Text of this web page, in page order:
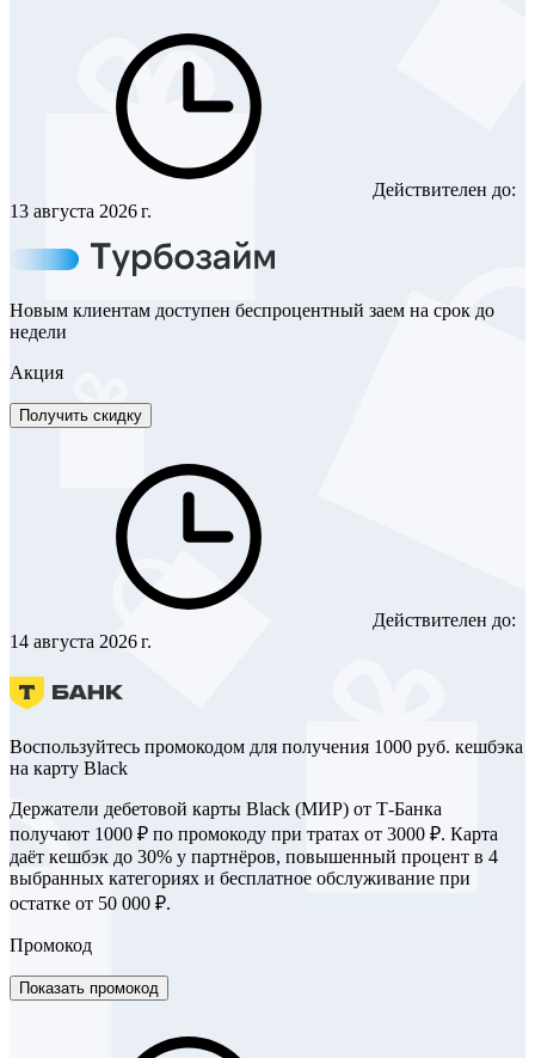
Действителен до:
13 августа 2026 г.
Новым клиентам доступен беспроцентный заем на срок до
недели
Акция
Получить скидку
Действителен до:
14 августа 2026 г.
Воспользуйтесь промокодом для получения 1000 руб. кешбэка
на карту Black
Держатели дебетовой карты Black (МИР) от Т-Банка
получают 1000 ₽ по промокоду при тратах от 3000 ₽. Карта
даёт кешбэк до 30% у партнёров, повышенный процент в 4
выбранных категориях и бесплатное обслуживание при
остатке от 50 000 ₽.
Промокод
Показать промокод